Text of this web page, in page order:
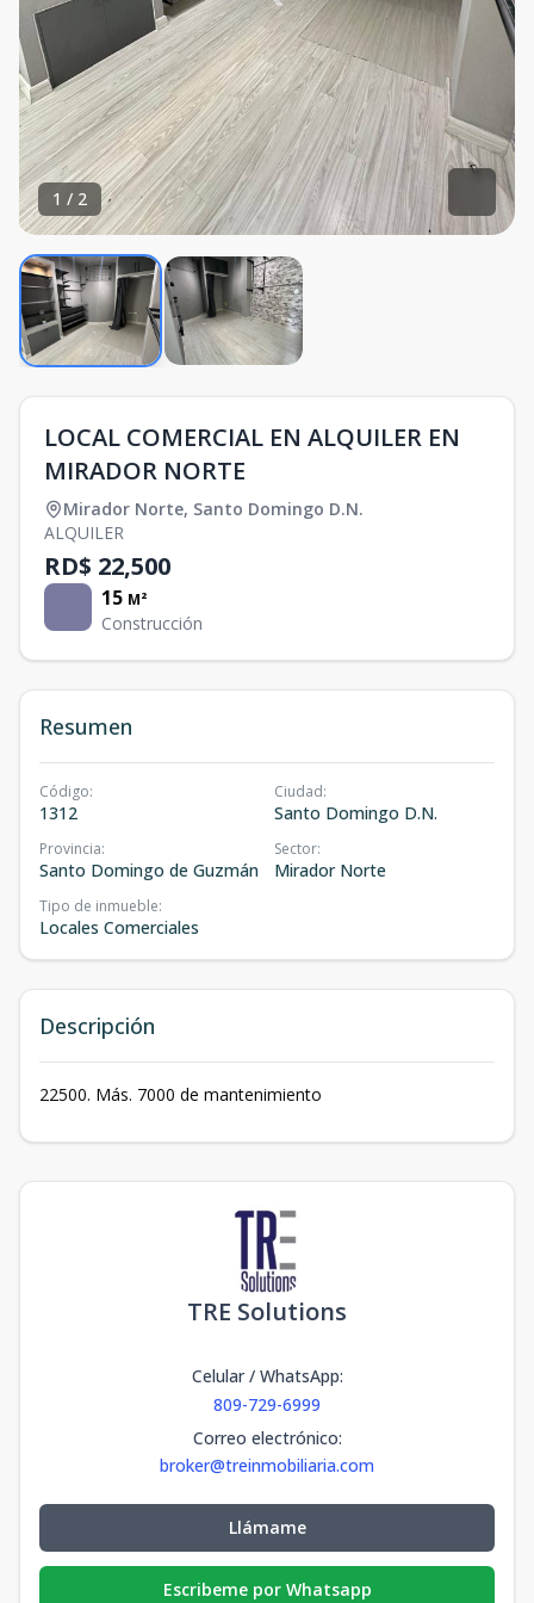
1 / 2
LOCAL COMERCIAL EN ALQUILER EN
MIRADOR NORTE
Mirador Norte, Santo Domingo D.N.
ALQUILER
RD$ 22,500
15 M²
Construcción
Resumen
Código:
1312
Ciudad:
Santo Domingo D.N.
Provincia:
Santo Domingo de Guzmán
Sector:
Mirador Norte
Tipo de inmueble:
Locales Comerciales
Descripción
22500. Más. 7000 de mantenimiento
TRE Solutions
Celular / WhatsApp:
809-729-6999
Correo electrónico:
broker@treinmobiliaria.com
Llámame
Escribeme por Whatsapp